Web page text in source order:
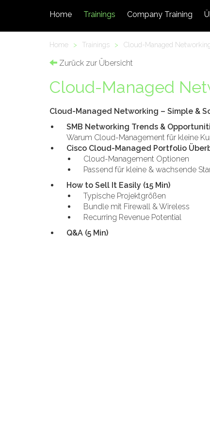
Home Trainings Company Training
Home > Trainings > Cloud-Managed
Zurück zur Übersicht
Cloud-Managed
Cloud-Managed Networking – Simple &
SMB Networking Trends &
Warum Cloud-Management für kleine
Cisco Cloud-Managed Portfolio
Cloud-Management Optionen
Passend für kleine & wachsende
How to Sell It Easily (15 Min)
Typische Projektgrößen
Bundle mit Firewall & Wireless
Recurring Revenue Potential
Q&A (5 Min)